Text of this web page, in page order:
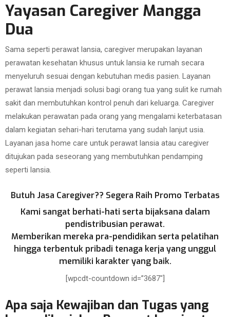
Yayasan Caregiver Mangga
Dua
Sama seperti perawat lansia, caregiver merupakan layanan
perawatan kesehatan khusus untuk lansia ke rumah secara
menyeluruh sesuai dengan kebutuhan medis pasien. Layanan
perawat lansia menjadi solusi bagi orang tua yang sulit ke rumah
sakit dan membutuhkan kontrol penuh dari keluarga. Caregiver
melakukan perawatan pada orang yang mengalami keterbatasan
dalam kegiatan sehari-hari terutama yang sudah lanjut usia.
Layanan jasa home care untuk perawat lansia atau caregiver
ditujukan pada seseorang yang membutuhkan pendamping
seperti lansia.
Butuh Jasa Caregiver?? Segera Raih Promo Terbatas
Kami sangat berhati-hati serta bijaksana dalam
pendistribusian perawat.
Memberikan mereka pra-pendidikan serta pelatihan
hingga terbentuk pribadi tenaga kerja yang unggul
memiliki karakter yang baik.
[wpcdt-countdown id=”3687″]
Apa saja Kewajiban dan Tugas yang